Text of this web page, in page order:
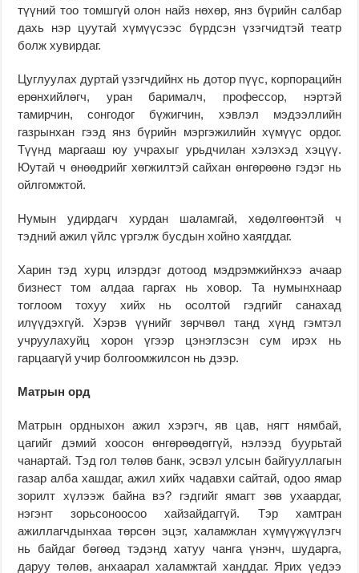
түүний тоо томшгүй олон найз нөхөр, янз бүрийн салбар
дахь нэр цуутай хүмүүсээс бүрдсэн үзэгчидтэй театр
болж хувирдаг.
Цуглуулах дуртай үзэгчдийнх нь дотор пүүс, корпорацийн
ерөнхийлөгч, уран барималч, профессор, нэртэй
тамирчин, сонгодог бүжигчин, хэвлэл мэдээллийн
газрынхан гээд янз бүрийн мэргэжилийн хүмүүс ордог.
Түүнд маргааш юу учрахыг урьдчилан хэлэхэд хэцүү.
Юутай ч өнөөдрийг хөгжилтэй сайхан өнгөрөөнө гэдэг нь
ойлгомжтой.
Нумын удирдагч хурдан шаламгай, хөдөлгөөнтэй ч
тэдний ажил үйлс үргэлж бусдын хойно хаягддаг.
Харин тэд хурц илэрдэг дотоод мэдрэмжийнхээ ачаар
бизнест том алдаа гаргах нь ховор. Та нумынхнаар
тоглоом тохуу хийх нь осолтой гэдгийг санахад
илүүдэхгүй. Хэрэв үүнийг зөрчвөл танд хүнд гэмтэл
учруулахуйц хорон үгээр цэнэглэсэн сум ирэх нь
гарцаагүй учир болгоомжилсон нь дээр.
Матрын орд
Матрын ордныхон ажил хэрэгч, яв цав, нягт нямбай,
цагийг дэмий хоосон өнгөрөөдөггүй, нэлээд буурьтай
чанартай. Тэд гол төлөв банк, эсвэл улсын байгууллагын
газар алба хашдаг, ажил хийх чадавхи сайтай, одоо ямар
зорилт хүлээж байна вэ? гэдгийг ямагт зөв ухаардаг,
нэгэнт зорьсоноосоо хайзайдаггүй. Тэр хамтран
ажиллагчдынхаа төрсөн эцэг, халамжлан хүмүүжүүлэгч
нь байдаг бөгөөд тэдэнд хатуу чанга үнэнч, шударга,
даруу төлөв, анхаарал халамжтай ханддаг. Ярих үедээ